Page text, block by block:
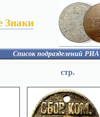
Знаки
Список подразделений
полк
Авиация
Кавалерия
стр.